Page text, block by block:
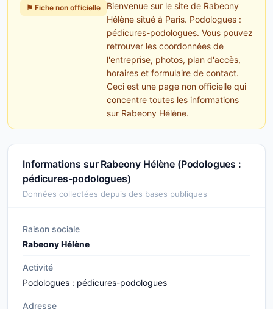
⚑ Fiche non officielle
Bienvenue sur le site de Rabeony
Hélène situé à Paris. Podologues :
pédicures-podologues. Vous pouvez
retrouver les coordonnées de
l'entreprise, photos, plan d'accès,
horaires et formulaire de contact.
Ceci est une page non officielle qui
concentre toutes les informations
sur Rabeony Hélène.
Informations sur Rabeony Hélène (Podologues :
pédicures-podologues)
Données collectées depuis des bases publiques
Raison sociale
Rabeony Hélène
Activité
Podologues : pédicures-podologues
Adresse